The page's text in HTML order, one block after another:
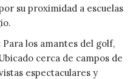
su proximidad a escuelas
Para los amantes del golf,
cerca de campos de
espectaculares y